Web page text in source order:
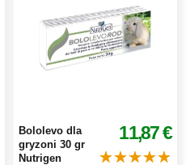
Bololevo dla
gryzoni 30 gr
Nutrigen
11,87 €